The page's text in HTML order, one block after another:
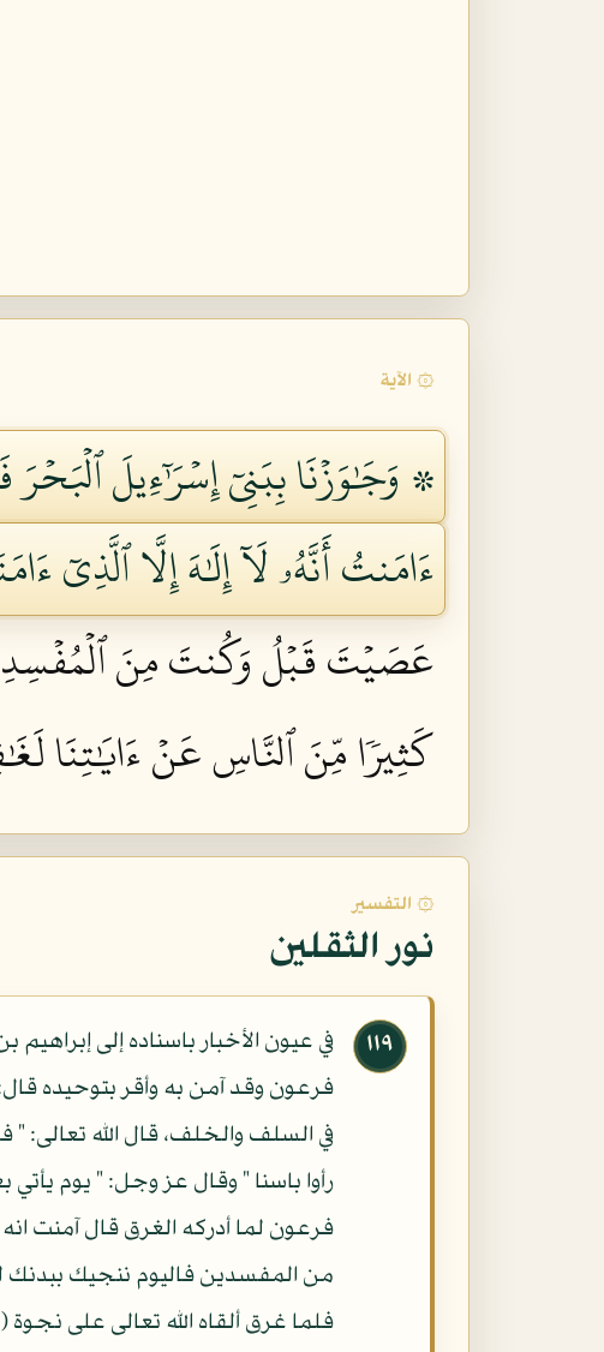
۞ الآية
۞ وَجَٰوَزۡنَا بِبَنِيٓ إِسۡرَٰٓءِيلَ ٱلۡبَحۡرَ
ءَامَنتُ أَنَّهُۥ لَآ إِلَٰهَ إِلَّا ٱلَّذِيٓ
عَصَيۡتَ قَبۡلُ وَكُنتَ مِنَ
كَثِيرٗا مِّنَ ٱلنَّاسِ عَنۡ ءَايَٰتِنَا
۞ التفسير
نور الثقلين
١١٩
في عيون الأخبار باسناده إلى
فرعون وقد آمن به وأقر بتوحيده
في السلف والخلف، قال الله تعالى: "
رأوا باسنا " وقال عز وجل: " يوم
فرعون لما أدركه الغرق قال آمنت
من المفسدين فاليوم ننجيك